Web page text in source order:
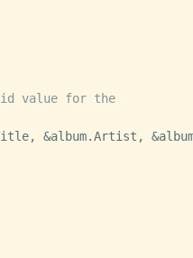
id value for the
&album.Artist,